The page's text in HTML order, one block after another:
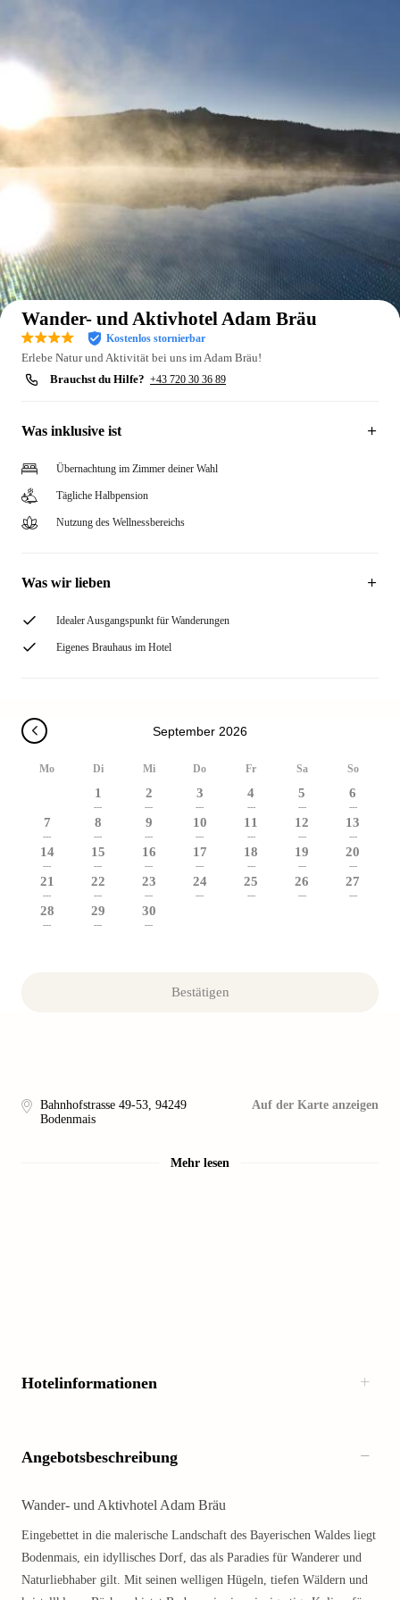
Auf der Karte anzeigen
Wander- und Aktivhotel Adam Bräu
Kostenlos stornierbar
Erlebe Natur und Aktivität bei uns im Adam Bräu!
Brauchst du Hilfe? +43 720 30 36 89
Was inklusive ist
Übernachtung im Zimmer deiner Wahl
Tägliche Halbpension
Nutzung des Wellnessbereichs
Was wir lieben
Idealer Ausgangspunkt für Wanderungen
Eigenes Brauhaus im Hotel
September 2026
Mo Di Mi Do Fr Sa So
1
---
2
---
3
---
4
---
5
---
6
---
7
---
8
---
9
---
10
---
11
---
12
---
13
---
14
---
15
---
16
---
17
---
18
---
19
---
20
---
21
---
22
---
23
---
24
---
25
---
26
---
27
---
28
---
29
---
30
---
Bestätigen
Bahnhofstrasse 49-53, 94249
Bodenmais
Auf der Karte anzeigen
Mehr lesen
Hotelinformationen
Angebotsbeschreibung
Wander- und Aktivhotel Adam Bräu
Eingebettet in die malerische Landschaft des Bayerischen Waldes liegt
Bodenmais, ein idyllisches Dorf, das als Paradies für Wanderer und
Naturliebhaber gilt. Mit seinen welligen Hügeln, tiefen Wäldern und